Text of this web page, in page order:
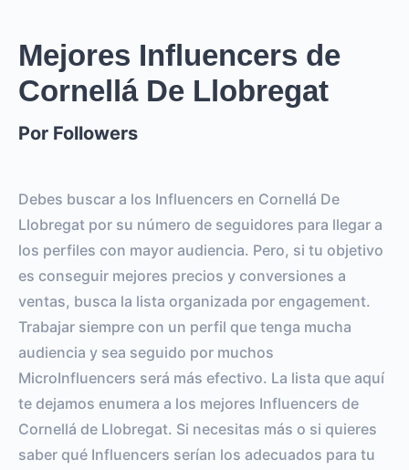
Mejores Influencers de
Cornellá De Llobregat
Por Followers
Debes buscar a los Influencers en Cornellá De
Llobregat por su número de seguidores para llegar a
los perfiles con mayor audiencia. Pero, si tu objetivo
es conseguir mejores precios y conversiones a
ventas, busca la lista organizada por engagement.
Trabajar siempre con un perfil que tenga mucha
audiencia y sea seguido por muchos
MicroInfluencers será más efectivo. La lista que aquí
te dejamos enumera a los mejores Influencers de
Cornellá de Llobregat. Si necesitas más o si quieres
saber qué Influencers serían los adecuados para tu